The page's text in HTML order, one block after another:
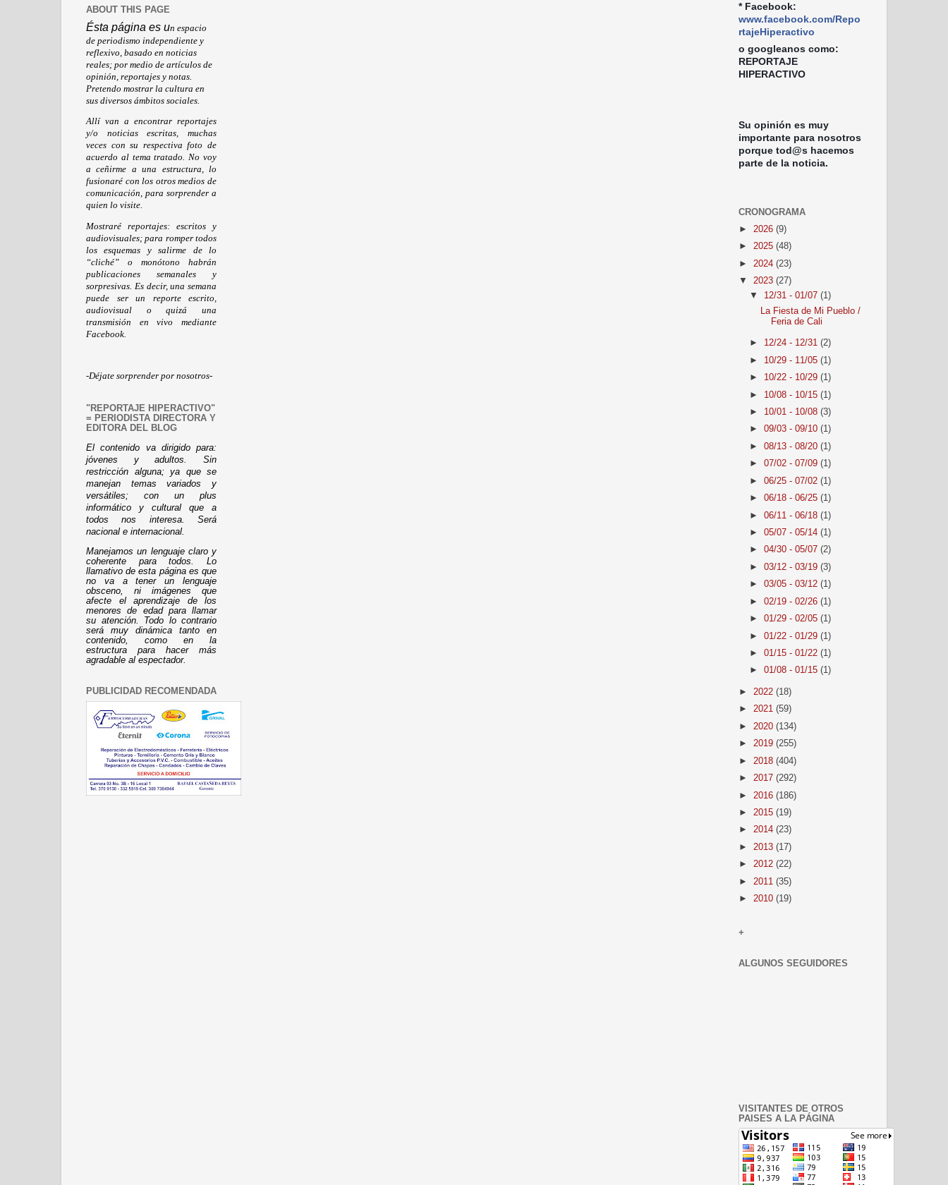
ABOUT THIS PAGE
Ésta página es un espacio
de periodismo independiente y
reflexivo, basado en noticias
reales; por medio de artículos de
opinión, reportajes y notas.
Pretendo mostrar la cultura en
sus diversos ámbitos sociales.
Allí van a encontrar reportajes
y/o noticias escritas, muchas
veces con su respectiva foto de
acuerdo al tema tratado. No voy
a ceñirme a una estructura, lo
fusionaré con los otros medios de
comunicación, para sorprender a
quien lo visite.
Mostraré reportajes: escritos y
audiovisuales; para romper todos
los esquemas y salirme de lo
“cliché” o monótono habrán
publicaciones semanales y
sorpresivas. Es decir, una semana
puede ser un reporte escrito,
audiovisual o quizá una
transmisión en vivo mediante
Facebook.
-Déjate sorprender por nosotros-
"REPORTAJE HIPERACTIVO"
= PERIODISTA DIRECTORA Y
EDITORA DEL BLOG
El contenido va dirigido para:
jóvenes y adultos. Sin
restricción alguna; ya que se
manejan temas variados y
versátiles; con un plus
informático y cultural que a
todos nos interesa. Será
nacional e internacional.
Manejamos un lenguaje claro y
coherente para todos. Lo
llamativo de esta página es que
no va a tener un lenguaje
obsceno, ni imágenes que
afecte el aprendizaje de los
menores de edad para llamar
su atención. Todo lo contrario
será muy dinámica tanto en
contenido, como en la
estructura para hacer más
agradable al espectador.
PUBLICIDAD RECOMENDADA
* Facebook:
www.facebook.com/Repo
rtajeHiperactivo
o googleanos como:
REPORTAJE
HIPERACTIVO
Su opinión es muy
importante para nosotros
porque tod@s hacemos
parte de la noticia.
CRONOGRAMA
► 2026 (9)
► 2025 (48)
► 2024 (23)
▼ 2023 (27)
▼ 12/31 - 01/07(1)
La Fiesta de Mi Pueblo /
Feria de Cali
► 12/24 - 12/31(2)
► 10/29 - 11/05(1)
► 10/22 - 10/29(1)
► 10/08 - 10/15(1)
► 10/01 - 10/08(3)
►09/03 - 09/10(1)
►08/13 - 08/20(1)
►07/02 - 07/09(1)
►06/25 - 07/02(1)
►06/18 - 06/25(1)
►06/11 - 06/18(1)
►05/07 - 05/14(1)
►04/30 - 05/07(2)
►03/12 - 03/19(3)
►03/05 - 03/12(1)
►02/19 - 02/26(1)
►01/29 - 02/05(1)
►01/22 - 01/29(1)
►01/15 - 01/22(1)
►01/08 - 01/15(1)
► 2022 (18)
► 2021 (59)
► 2020 (134)
► 2019 (255)
► 2018 (404)
► 2017 (292)
► 2016 (186)
► 2015 (19)
► 2014 (23)
► 2013 (17)
► 2012 (22)
► 2011 (35)
► 2010 (19)
+
ALGUNOS SEGUIDORES
VISITANTES DE OTROS
PAISES A LA PÁGINA